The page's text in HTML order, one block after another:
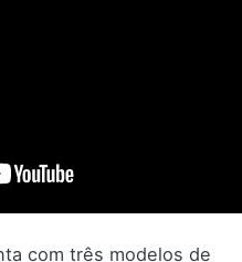
com três modelos de